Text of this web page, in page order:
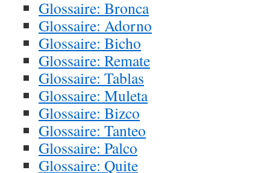
Glossaire: Bronca
Glossaire: Adorno
Glossaire: Bicho
Glossaire: Remate
Glossaire: Tablas
Glossaire: Muleta
Glossaire: Bizco
Glossaire: Tanteo
Glossaire: Palco
Glossaire: Quite